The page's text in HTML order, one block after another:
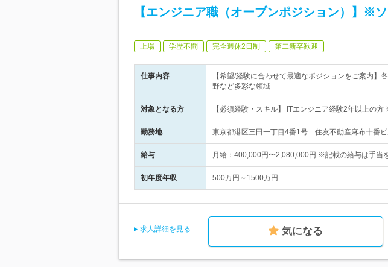
【エンジニア職（オープンポジション）】※
上場 学歴不問 完全週休2日制 第二新卒歓迎
仕事内容
【希望/経験に合わせて最適なポジションをご案内
野など多彩な領域
対象となる方 【必須経験・スキル】 ITエンジニア経験2年以上の
勤務地 東京都港区三田一丁目4番1号 住友不動産麻布十番
給与 月給：400,000円〜2,080,000円 ※記載の給与は手当
初年度年収 500万円～1500万円
求人詳細を見る 気になる